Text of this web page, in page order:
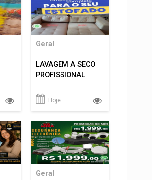
Geral
LAVAGEM A SECO
PROFISSIONAL
Hoje
Geral